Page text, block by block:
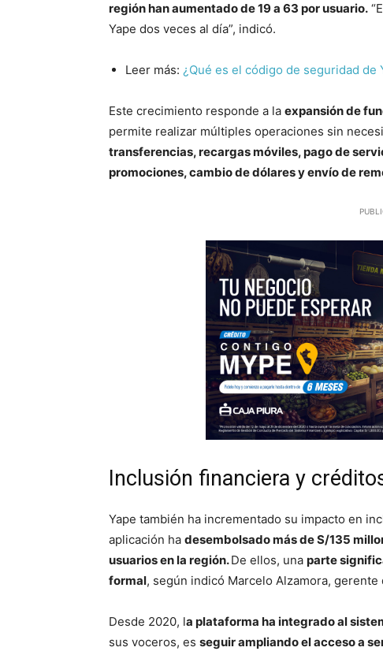
región han aumentado de 19 a 63 por usuario.
Yape dos veces al día”, indicó.
Leer más: ¿Qué es el código de seguridad de
Este crecimiento responde a la expansión de
permite realizar múltiples operaciones sin
transferencias, recargas móviles, pago de
promociones, cambio de dólares y envío de
Inclusión financiera y
Yape también ha incrementado su impacto en
aplicación ha desembolsado más de S/135
usuarios en la región.De ellos, una parte
formal, según indicó Marcelo Alzamora,
Desde 2020, la plataforma ha integrado al
sus voceros, es seguir ampliando el acceso a